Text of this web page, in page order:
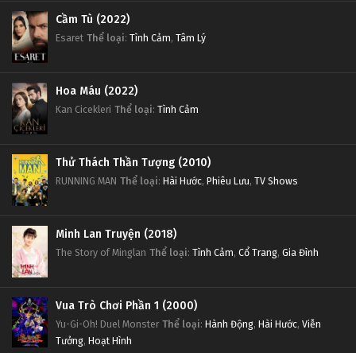
Cầm Tù (2022)
Esaret Thể loại: Tình Cảm, Tâm Lý
Hoa Máu (2022)
Kan Cicekleri Thể loại: Tình Cảm
Thử Thách Thần Tượng (2010)
RUNNING MAN Thể loại: Hài Hước, Phiêu Lưu, TV Shows
Minh Lan Truyện (2018)
The Story of Minglan Thể loại: Tình Cảm, Cổ Trang, Gia Đình
Vua Trò Chơi Phần 1 (2000)
Yu-Gi-Oh! Duel Monster Thể loại: Hành Động, Hài Hước, Viễn
Tưởng, Hoạt Hình